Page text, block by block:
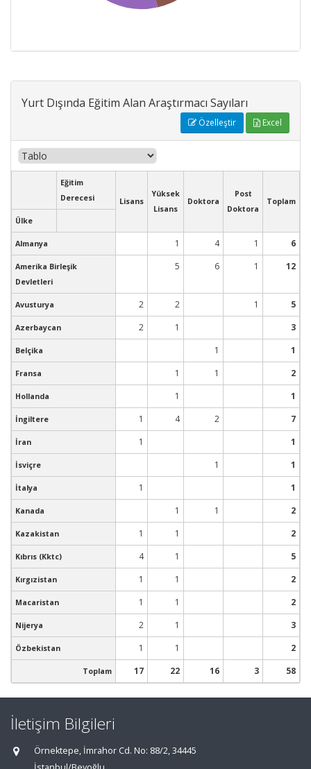
Yurt Dışında Eğitim Alan Araştırmacı Sayıları
Özelleştir Excel
Eğitim
Derecesi
Lisans
Yüksek
Lisans
Doktora
Post
Doktora
Toplam
Ülke
Almanya 1 4 1 6
Amerika Birleşik
Devletleri
5 6 1 12
Avusturya 2 2 1 5
Azerbaycan 2 1 3
Belçika 1 1
Fransa 1 1 2
Hollanda 1 1
İngiltere 1 4 2 7
İran 1 1
İsviçre 1 1
İtalya 1 1
Kanada 1 1 2
Kazakistan 1 1 2
Kıbrıs (Kktc) 4 1 5
Kırgızistan 1 1 2
Macaristan 1 1 2
Nijerya 2 1 3
Özbekistan 1 1 2
Toplam 17 22 16 3 58
İletişim Bilgileri
Örnektepe, İmrahor Cd. No: 88/2, 34445